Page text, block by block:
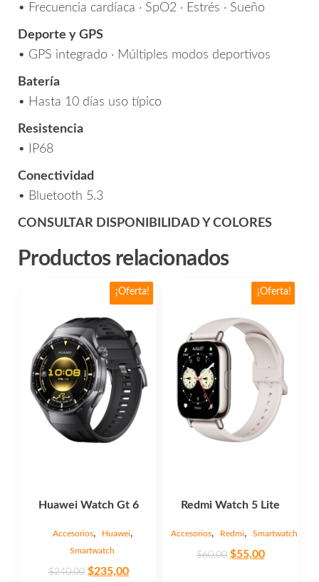
• Frecuencia cardíaca · SpO2 · Estrés · Sueño
Deporte y GPS
• GPS integrado · Múltiples modos deportivos
Batería
• Hasta 10 días uso típico
Resistencia
• IP68
Conectividad
• Bluetooth 5.3
CONSULTAR DISPONIBILIDAD Y COLORES
Productos relacionados
¡Oferta!
Huawei Watch Gt 6
Accesorios, Huawei,
Smartwatch
$240,00 Original
$235,00Current
¡Oferta!
Redmi Watch 5 Lite
Accesorios, Redmi, Smartwatch
$60,00 Original
$55,00Current